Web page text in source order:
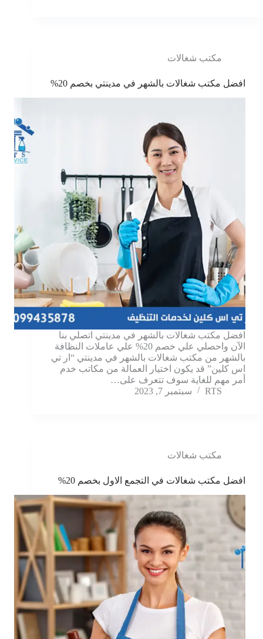
مكتب شغالات
افضل مكتب شغالات بالشهر في مدينتي بخصم 20%
افضل مكتب شغالات بالشهر في مدينتي اتصلي بنا
الآن واحصلي علي خصم 20% علي عاملات النظافة
بالشهر من مكتب شغالات بالشهر في مدينتي “ار تي
اس كلين” قد يكون اختيار العمالة من مكاتب خدم
أمر مهم للغاية سوف تتعرف على…
RTS
سبتمبر 7, 2023
مكتب شغالات
افضل مكتب شغالات في التجمع الاول بخصم 20%